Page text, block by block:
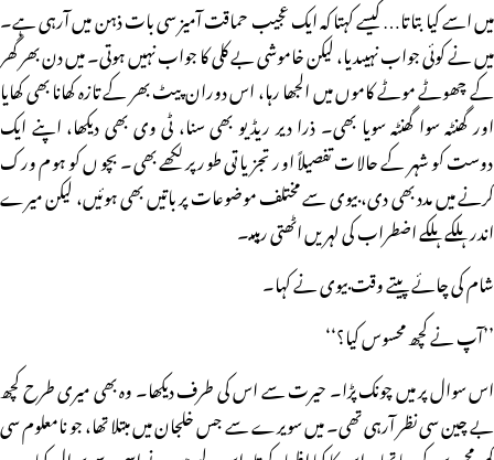
میں اسے کیا بتاتا… کیسے کہتا کہ ایک عجیب حماقت آمیز سی بات ذہن میں آرہی ہے۔
میں نے کوئی جواب نہیںدیا، لیکن خاموشی بے کلی کا جواب نہیں ہوتی۔ میں دن بھر گھر
کے چھوٹے موٹے کاموں میں الجھا رہا، اس دوران پیٹ بھر کے تازہ کھانا بھی کھایا
اور گھنٹہ سوا گھنٹہ سویا بھی۔ ذرا دیر ریڈیو بھی سنا، ٹی وی بھی دیکھا، اپنے ایک
دوست کو شہر کے حالات تفصیلاً اور تجزیاتی طور پر لکھے بھی۔ بچوں کو ہوم ورک
کرنے میں مدد بھی دی، بیوی سے مختلف موضوعات پر باتیں بھی ہوئیں، لیکن میرے
اندر ہلکے ہلکے اضطراب کی لہریں اٹھتی رہیںـ۔
شام کی چائے پیتے وقت بیوی نے کہا۔
’’آپ نے کچھ محسوس کیا؟‘‘
اس سوال پر میں چونک پڑا۔ حیرت سے اس کی طرف دیکھا۔ وہ بھی میری طرح کچھ
بے چین سی نظر آرہی تھی۔ میں سویرے سے جس خلجان میں مبتلا تھا، جو نامعلوم سی